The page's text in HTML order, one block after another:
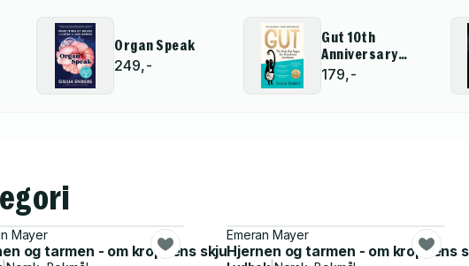
Organ Speak
249,-
Gut 10th
Anniversary
Edition
179,-
Mayer
og tarmen - om kroppens skjulte samtale
Emeran Mayer
Hjernen og tarmen - om kroppens